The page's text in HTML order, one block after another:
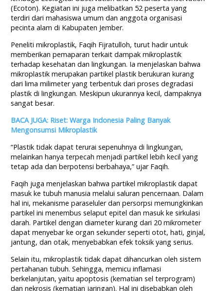
(Ecoton). Kegiatan ini juga melibatkan 52 peserta yang
terdiri dari mahasiswa umum dan anggota organisasi
pecinta alam di Kabupaten Jember.
Peneliti mikroplastik, Faqih Fijratulloh, turut hadir untuk
memberikan pemaparan terkait dampak mikroplastik
terhadap kesehatan dan lingkungan. Ia menjelaskan bahwa
mikroplastik merupakan partikel plastik berukuran kurang
dari lima milimeter yang terbentuk dari proses degradasi
plastik di lingkungan. Meskipun ukurannya kecil, dampaknya
sangat besar.
BACA JUGA: Riset: Warga Indonesia Paling Banyak
Mengonsumsi Mikroplastik
“Plastik tidak dapat terurai sepenuhnya di lingkungan,
melainkan hanya terpecah menjadi partikel lebih kecil yang
tetap ada dan berpotensi berbahaya,” ujar Faqih.
Faqih juga menjelaskan bahwa partikel mikroplastik dapat
masuk ke tubuh manusia melalui saluran pencernaan. Dalam
hal ini, mekanisme paraseluler dan persorpsi memungkinkan
partikel ini menembus selaput epitel dan masuk ke sirkulasi
darah. Partikel dengan diameter kurang dari 20 mikrometer
dapat menyebar ke organ sekunder seperti otot, hati, ginjal,
jantung, dan otak, menyebabkan efek toksik yang serius.
Selain itu, mikroplastik tidak dapat dihancurkan oleh sistem
pertahanan tubuh. Sehingga, memicu inflamasi
berkelanjutan, yaitu apoptosis (kematian sel terprogram)
dan nekrosis (kematian jaringan). Hal ini disebabkan oleh